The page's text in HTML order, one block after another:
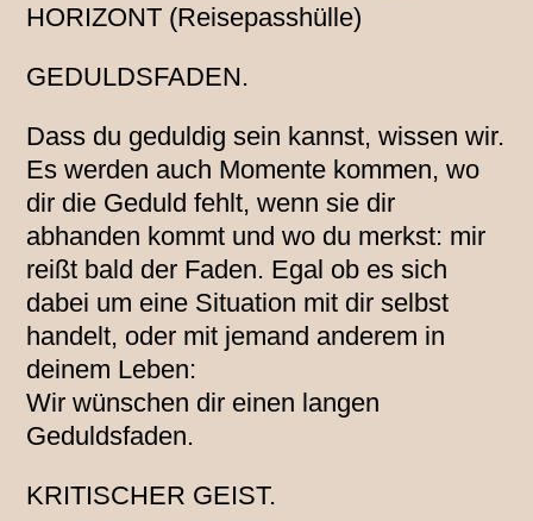
HORIZONT (Reisepasshülle)
GEDULDSFADEN.
Dass du geduldig sein kannst, wissen wir.
Es werden auch Momente kommen, wo
dir die Geduld fehlt, wenn sie dir
abhanden kommt und wo du merkst: mir
reißt bald der Faden. Egal ob es sich
dabei um eine Situation mit dir selbst
handelt, oder mit jemand anderem in
deinem Leben:
Wir wünschen dir einen langen
Geduldsfaden.
KRITISCHER GEIST.